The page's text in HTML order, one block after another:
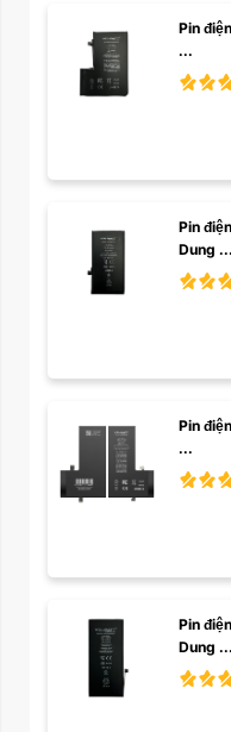
Pin
...
Pin
Dung ...
Pin
...
Pin
Dung ...